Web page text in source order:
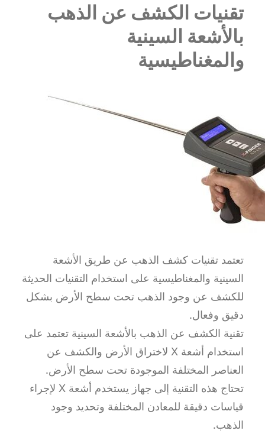
تقنيات الكشف عن الذهب
بالأشعة السينية
والمغناطيسية
تعتمد تقنيات كشف الذهب عن طريق الأشعة
السينية والمغناطيسية على استخدام التقنيات الحديثة
للكشف عن وجود الذهب تحت سطح الأرض بشكل
دقيق وفعال.
تقنية الكشف عن الذهب بالأشعة السينية تعتمد على
استخدام أشعة X لاختراق الأرض والكشف عن
العناصر المختلفة الموجودة تحت سطح الأرض.
تحتاج هذه التقنية إلى جهاز يستخدم أشعة X لإجراء
قياسات دقيقة للمعادن المختلفة وتحديد وجود
الذهب.